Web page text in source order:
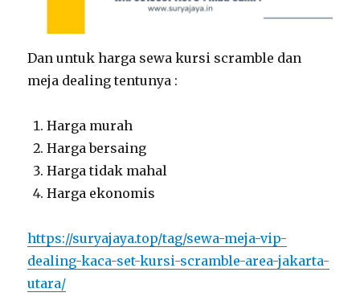
Dan untuk harga sewa kursi scramble dan
meja dealing tentunya :
Harga murah
Harga bersaing
Harga tidak mahal
Harga ekonomis
https://suryajaya.top/tag/sewa-meja-vip-
dealing-kaca-set-kursi-scramble-area-jakarta-
utara/